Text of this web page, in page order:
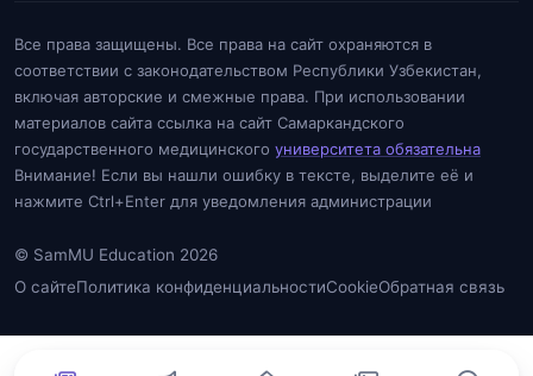
Все права защищены. Все права на сайт охраняются в
соответствии с законодательством Республики Узбекистан,
включая авторские и смежные права. При использовании
материалов сайта ссылка на сайт Самаркандского
государственного медицинского университета обязательна
Внимание! Если вы нашли ошибку в тексте, выделите её и
нажмите Ctrl+Enter для уведомления администрации
© SamMU Education 2026
О сайтеПолитика конфиденциальностиCookieОбратная связь